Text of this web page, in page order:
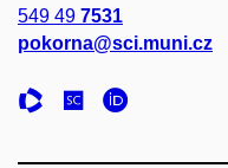
549 49 7531
pokorna@sci.muni.cz